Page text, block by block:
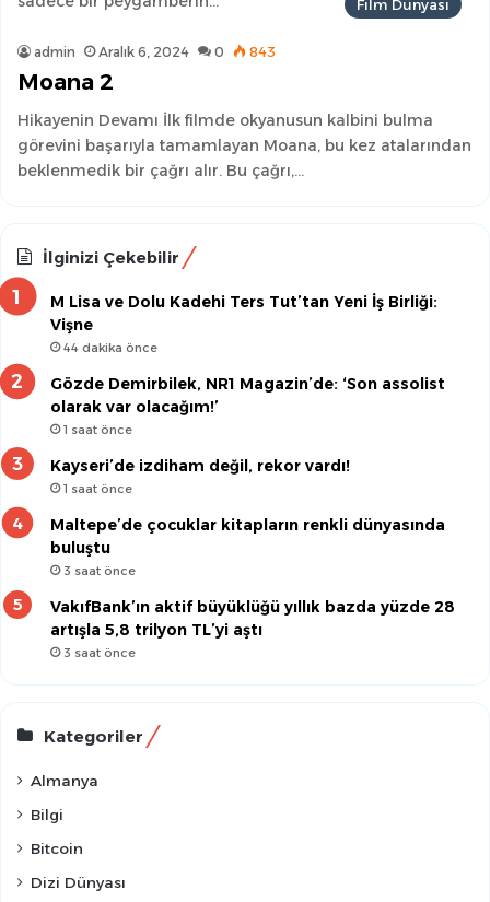
Film Dünyası
admin Aralık 6, 2024 0 843
Moana 2
Hikayenin Devamı İlk filmde okyanusun kalbini bulma
görevini başarıyla tamamlayan Moana, bu kez atalarından
beklenmedik bir çağrı alır. Bu çağrı,…
İlginizi Çekebilir
M Lisa ve Dolu Kadehi Ters Tut’tan Yeni İş Birliği:
Vişne
44 dakika önce
Gözde Demirbilek, NR1 Magazin’de: ‘Son assolist
olarak var olacağım!’
1 saat önce
Kayseri’de izdiham değil, rekor vardı!
1 saat önce
Maltepe’de çocuklar kitapların renkli dünyasında
buluştu
3 saat önce
VakıfBank’ın aktif büyüklüğü yıllık bazda yüzde 28
artışla 5,8 trilyon TL’yi aştı
3 saat önce
Kategoriler
Almanya
Bilgi
Bitcoin
Dizi Dünyası